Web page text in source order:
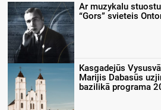
Ar muzykalu
“Gors” svieteis
Kasgadejūs
Marijis Dabasūs
bazilikā programa